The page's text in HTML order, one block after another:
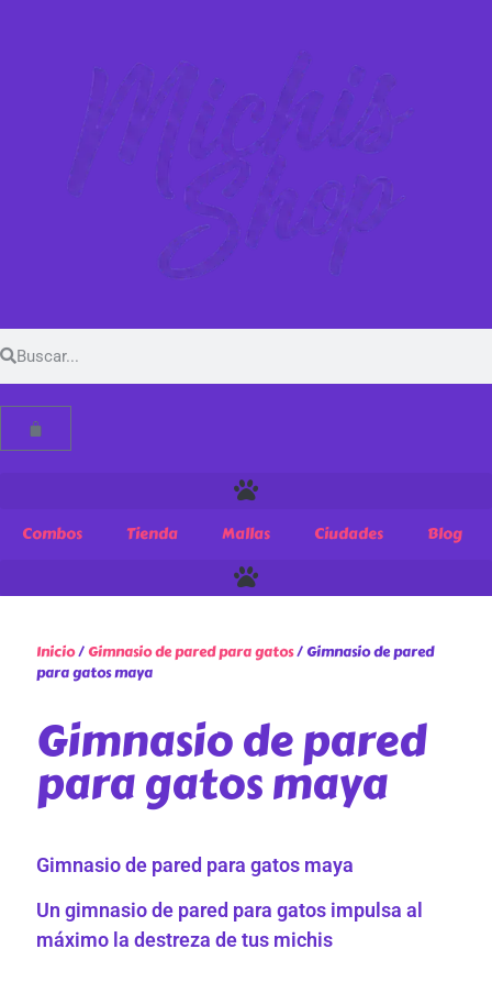
Combos Tienda Mallas Ciudades Blog
Inicio/Gimnasio de pared para gatos/ Gimnasio de pared
para gatos maya
Gimnasio de pared
para gatos maya
Gimnasio de pared para gatos maya
Un gimnasio de pared para gatos impulsa al
máximo la destreza de tus michis